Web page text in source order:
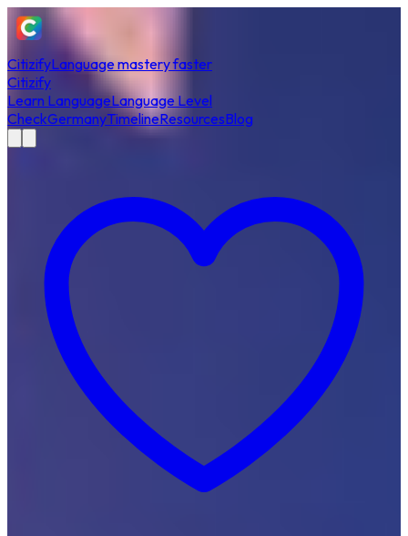
CitizifyLanguage mastery faster
Citizify
Learn LanguageLanguage Level
CheckGermanyTimelineResourcesBlog